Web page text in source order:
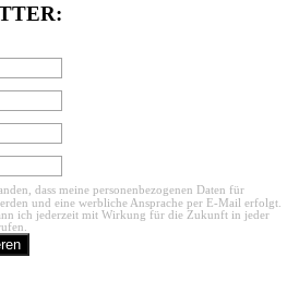
dass meine personenbezogenen Daten für
und eine werbliche Ansprache per E-Mail erfolgt.
ich jederzeit mit Wirkung für die Zukunft in jeder